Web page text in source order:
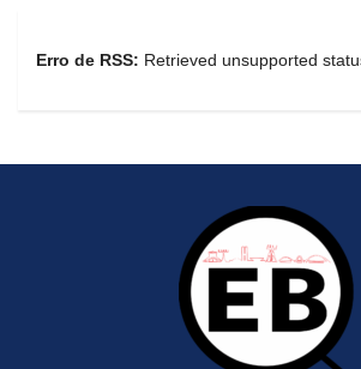
Erro de RSS: Retrieved unsupported